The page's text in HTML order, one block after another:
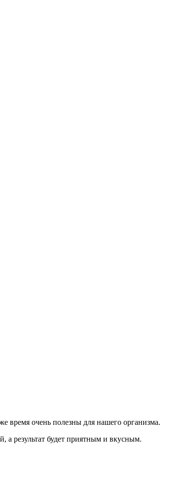
время очень полезны для нашего организма.
а результат будет приятным и вкусным.